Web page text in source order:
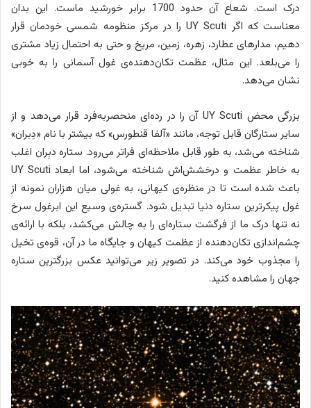
درک است. شعاع آن حدود 1700 برابر خورشید ماست. این بدان
معناست که اگر UY Scuti را در مرکز منظومه شمسی خودمان قرار
دهیم، مدارهای عطارد، زهره، زمین، مریخ و حتی به احتمال زیاد مشتری
را می‌بلعد. این مثال، عظمت تکان‌دهنده‌ی غول آسمانی را به خوبی
نشان می‌دهد.
بزرگی محض UY Scuti آن را در رده‌ای منحصربه‌فرد قرار می‌دهد و از
سایر ستارگان قابل توجه، مانند «آلفا قنطورس» که بیشتر با نام «دِبران»
شناخته می‌شد، به طور قابل ملاحظه‌ای فراتر می‌رود. ستاره دبِران اغلب
به خاطر عظمت و درخشش‌اش شناخته می‌شود، اما ابعاد UY Scuti
باعث شده است تا در منظره‌ی کیهانی، به غولی میان هزاران نمونه از
غول پیکرترین ستاره دنیا تبدیل شود. گستره‌ی وسیع این ابرغول سرخ
نه تنها درک ما از فرگشت ستاره‌ای را به چالش می‌کشد، بلکه با ارائه‌ی
چشم‌اندازی تکان‌دهنده از عظمت کیهان و جایگاه ما در آن، قوه‌ی تخیل
را مجذوب خود می‌کند. در تصویر زیر می‌توانید عکس بزرگترین ستاره
جهان را مشاهده کنید.